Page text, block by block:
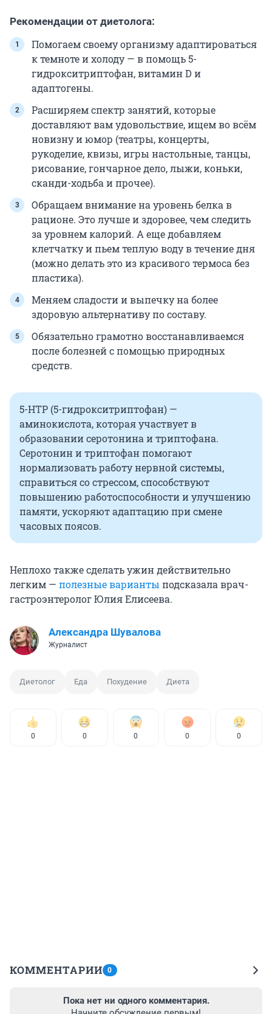
Рекомендации от диетолога:
Помогаем своему организму адаптироваться
к темноте и холоду — в помощь 5-
гидрокситриптофан, витамин D и
адаптогены.
Расширяем спектр занятий, которые
доставляют вам удовольствие, ищем во всём
новизну и юмор (театры, концерты,
рукоделие, квизы, игры настольные, танцы,
рисование, гончарное дело, лыжи, коньки,
сканди-ходьба и прочее).
Обращаем внимание на уровень белка в
рационе. Это лучше и здоровее, чем следить
за уровнем калорий. А еще добавляем
клетчатку и пьем теплую воду в течение дня
(можно делать это из красивого термоса без
пластика).
Меняем сладости и выпечку на более
здоровую альтернативу по составу.
Обязательно грамотно восстанавливаемся
после болезней с помощью природных
средств.
5-HTP (5-гидрокситриптофан) —
аминокислота, которая участвует в
образовании серотонина и триптофана.
Серотонин и триптофан помогают
нормализовать работу нервной системы,
справиться со стрессом, способствуют
повышению работоспособности и улучшению
памяти, ускоряют адаптацию при смене
часовых поясов.
Неплохо также сделать ужин действительно
легким — полезные варианты подсказала врач-
гастроэнтеролог Юлия Елисеева.
Александра Шувалова
Журналист
Диетолог Еда Похудение Диета
0 0 0 0 0
КОММЕНТАРИИ 0
Пока нет ни одного комментария.